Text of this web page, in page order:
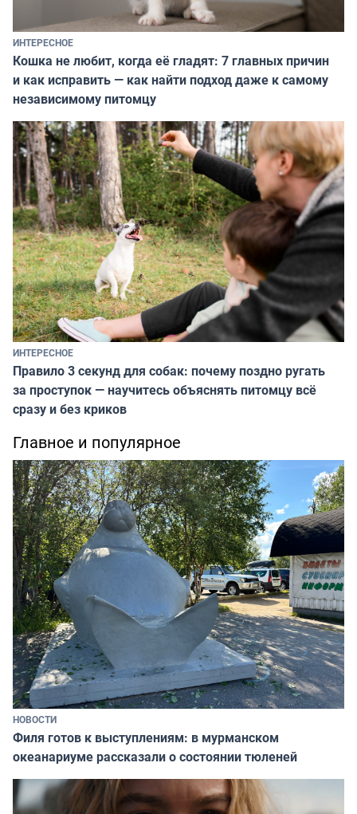
ИНТЕРЕСНОЕ
Кошка не любит, когда её гладят: 7 главных причин
и как исправить — как найти подход даже к самому
независимому питомцу
ИНТЕРЕСНОЕ
Правило 3 секунд для собак: почему поздно ругать
за проступок — научитесь объяснять питомцу всё
сразу и без криков
Главное и популярное
НОВОСТИ
Филя готов к выступлениям: в мурманском
океанариуме рассказали о состоянии тюленей